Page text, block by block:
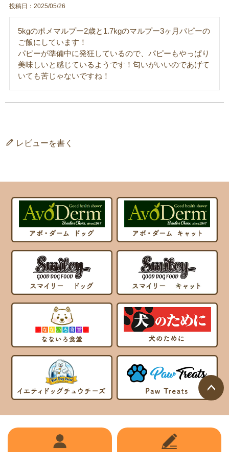
投稿日
2025/05/26
5kgのポメマルプー2歳と1.7kgのマルプー3ヶ月パピーの
ご飯にしています！
パピーが準備中に発狂しているので、パピーもやっぱり
美味しいと感じているようです！匂いがいいのであげて
いても苦じゃないですね！
レビューを書く